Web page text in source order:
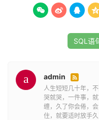
UPDATE
' WHERE
   
SQL语
admin 
人生短短几十年，
哭就哭，一件事，
缠，久了你会倦，
住，就要适时放手